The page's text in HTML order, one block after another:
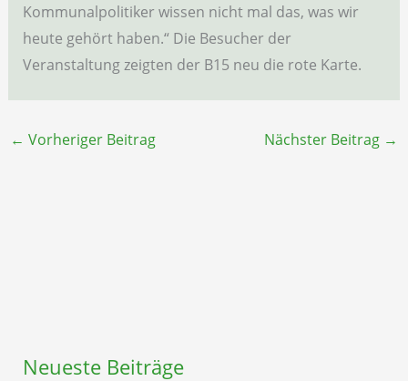
Kommunalpolitiker wissen nicht mal das, was wir
heute gehört haben.“ Die Besucher der
Veranstaltung zeigten der B15 neu die rote Karte.
← Vorheriger Beitrag Nächster Beitrag →
Neueste Beiträge